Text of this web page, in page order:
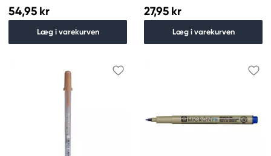
54,95 kr
Læg i varekurven
27,95 kr
Læg i varekurven